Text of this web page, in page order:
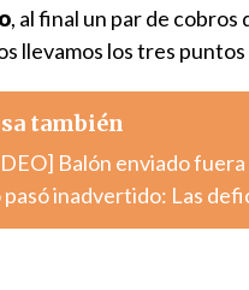
, al final un par de
llevamos los tres
también
Balón enviado
pasó inadvertido: Las